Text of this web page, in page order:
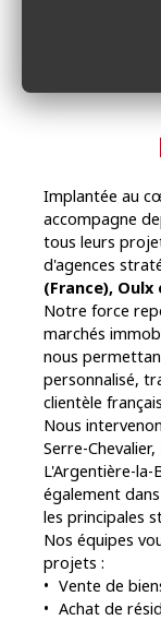
Implantée au
accompagne
tous leurs
d'agences
(France),
Notre force
marchés
nous
personnalisé,
clientèle
Nous
Serre-
L'Argentière-la-
également
les principales
Nos équipes
projets :
Vente de
Achat de